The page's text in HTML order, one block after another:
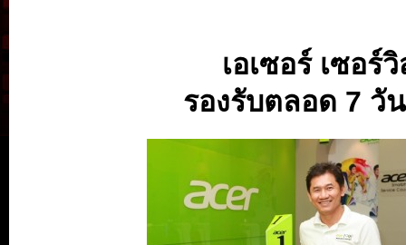
เอเซอร์ เซอร์
รองรับตลอด 7 วั